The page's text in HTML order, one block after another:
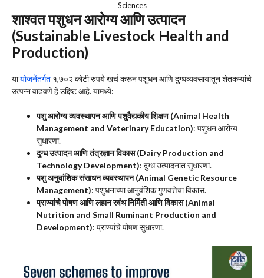
Sciences
शाश्वत पशुधन आरोग्य आणि उत्पादन
(Sustainable Livestock Health and
Production)
यायोजनेंतर्गत १,७०२ कोटी रुपये खर्च करून पशुधन आणि दुग्धव्यवसायातून शेतकऱ्यांचे
उत्पन्न वाढवणे हे उद्दिष्ट आहे. यामध्ये:
पशु आरोग्य व्यवस्थापन आणि पशुवैद्यकीय शिक्षण (Animal Health
Management and Veterinary Education): पशुधन आरोग्य
सुधारणा.
दुग्ध उत्पादन आणि तंत्रज्ञान विकास (Dairy Production and
Technology Development): दुग्ध उत्पादनात सुधारणा.
पशु अनुवांशिक संसाधन व्यवस्थापन (Animal Genetic Resource
Management): पशुधनाच्या आनुवंशिक गुणवत्तेचा विकास.
प्राण्यांचे पोषण आणि लहान रवंथ निर्मिती आणि विकास (Animal
Nutrition and Small Ruminant Production and
Development): प्राण्यांचे पोषण सुधारणा.